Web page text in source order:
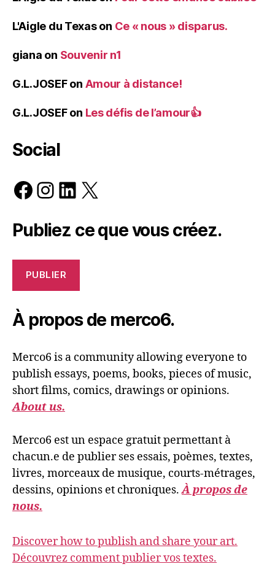
L'Aigle du Texason Ce « nous » disparus.
giana on Souvenir n1
G.L.JOSEFon Amour à distance!
G.L.JOSEFon Les défis de l’amour👍
Social
Facebook
Instagram
LinkedIn
X
Publiez ce que vous créez.
PUBLIER
À propos de merco6.
Merco6 is a community allowing everyone to
publish essays, poems, books, pieces of music,
short films, comics, drawings or opinions.
About us.
Merco6 est un espace gratuit permettant à
chacun.e de publier ses essais, poèmes, textes,
livres, morceaux de musique, courts-métrages,
dessins, opinions et chroniques.À propos de
nous.
Discover how to publish and share your art.
Découvrez comment publier vos textes.